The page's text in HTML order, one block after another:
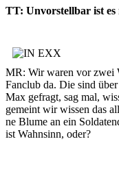
TT: Unvorstellbar ist es
MR: Wir waren vor zwei
Fanclub da. Die sind
Max gefragt, sag mal,
gemeint wir wissen das
ne Blume an ein
ist Wahnsinn, oder?